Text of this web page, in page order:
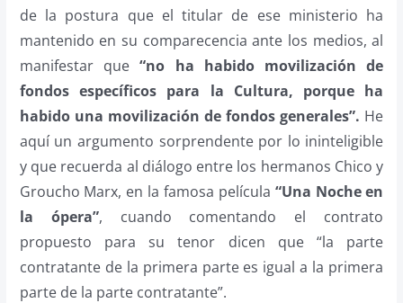
de la postura que el titular de ese ministerio ha
mantenido en su comparecencia ante los medios, al
manifestar que“no ha habido movilización de
fondos específicos para la Cultura, porque ha
habido una movilización de fondos generales”. He
aquí un argumento sorprendente por lo ininteligible
y que recuerda al diálogo entre los hermanos Chico y
Groucho Marx, en la famosa película “Una Noche en
la ópera”, cuando comentando el contrato
propuesto para su tenor dicen que “la parte
contratante de la primera parte es igual a la primera
parte de la parte contratante”.